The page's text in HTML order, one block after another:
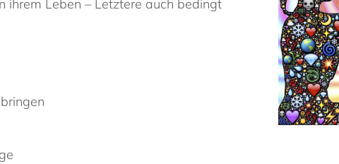
ihrem Leben – Letztere auch bedingt